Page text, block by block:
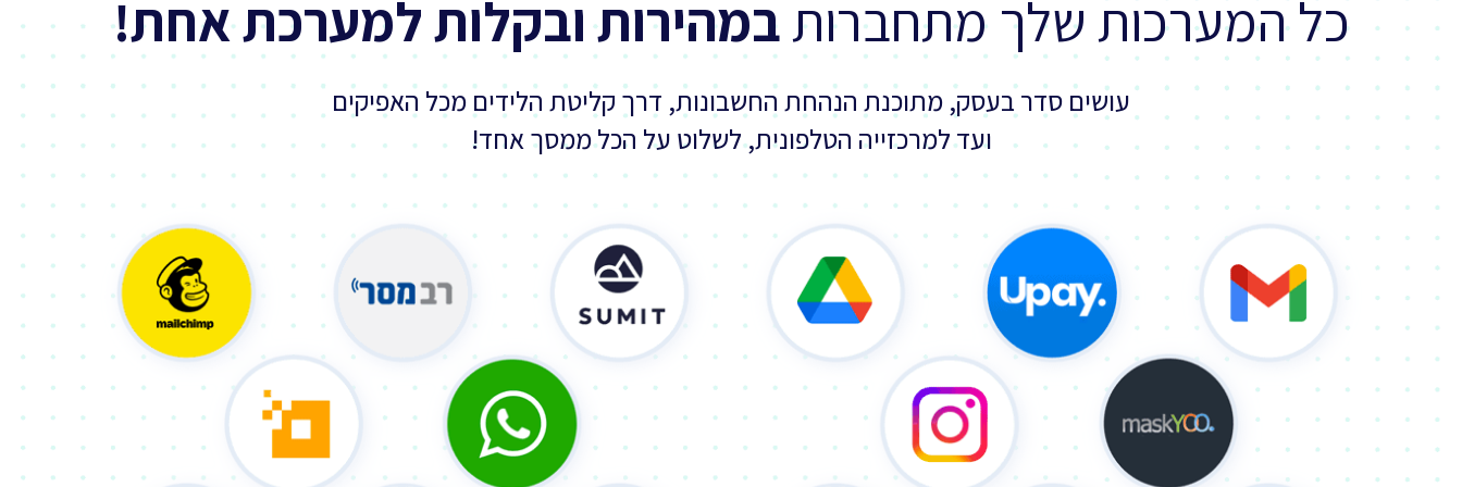
כל המערכות שלך מתחברותבמהירות ובקלות למערכת אחת!
עושים סדר בעסק, מתוכנת הנהחת החשבונות, דרך קליטת הלידים מכל האפיקים
ועד למרכזייה הטלפונית, לשלוט על הכל ממסך אחד!